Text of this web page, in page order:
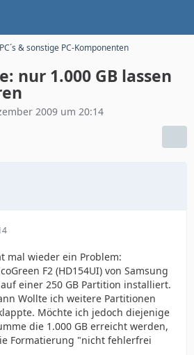
& sonstige PC-Komponenten
nur 1.000 GB lassen
2009 um 20:14
mal wieder ein Problem:
F2 (HD154UI) von Samsung
einer 250 GB Partition installiert.
Wollte ich weitere Partitionen
Möchte ich jedoch diejenige
die 1.000 GB erreicht werden,
Formatierung "nicht fehlerfrei